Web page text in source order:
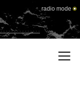
radio mode